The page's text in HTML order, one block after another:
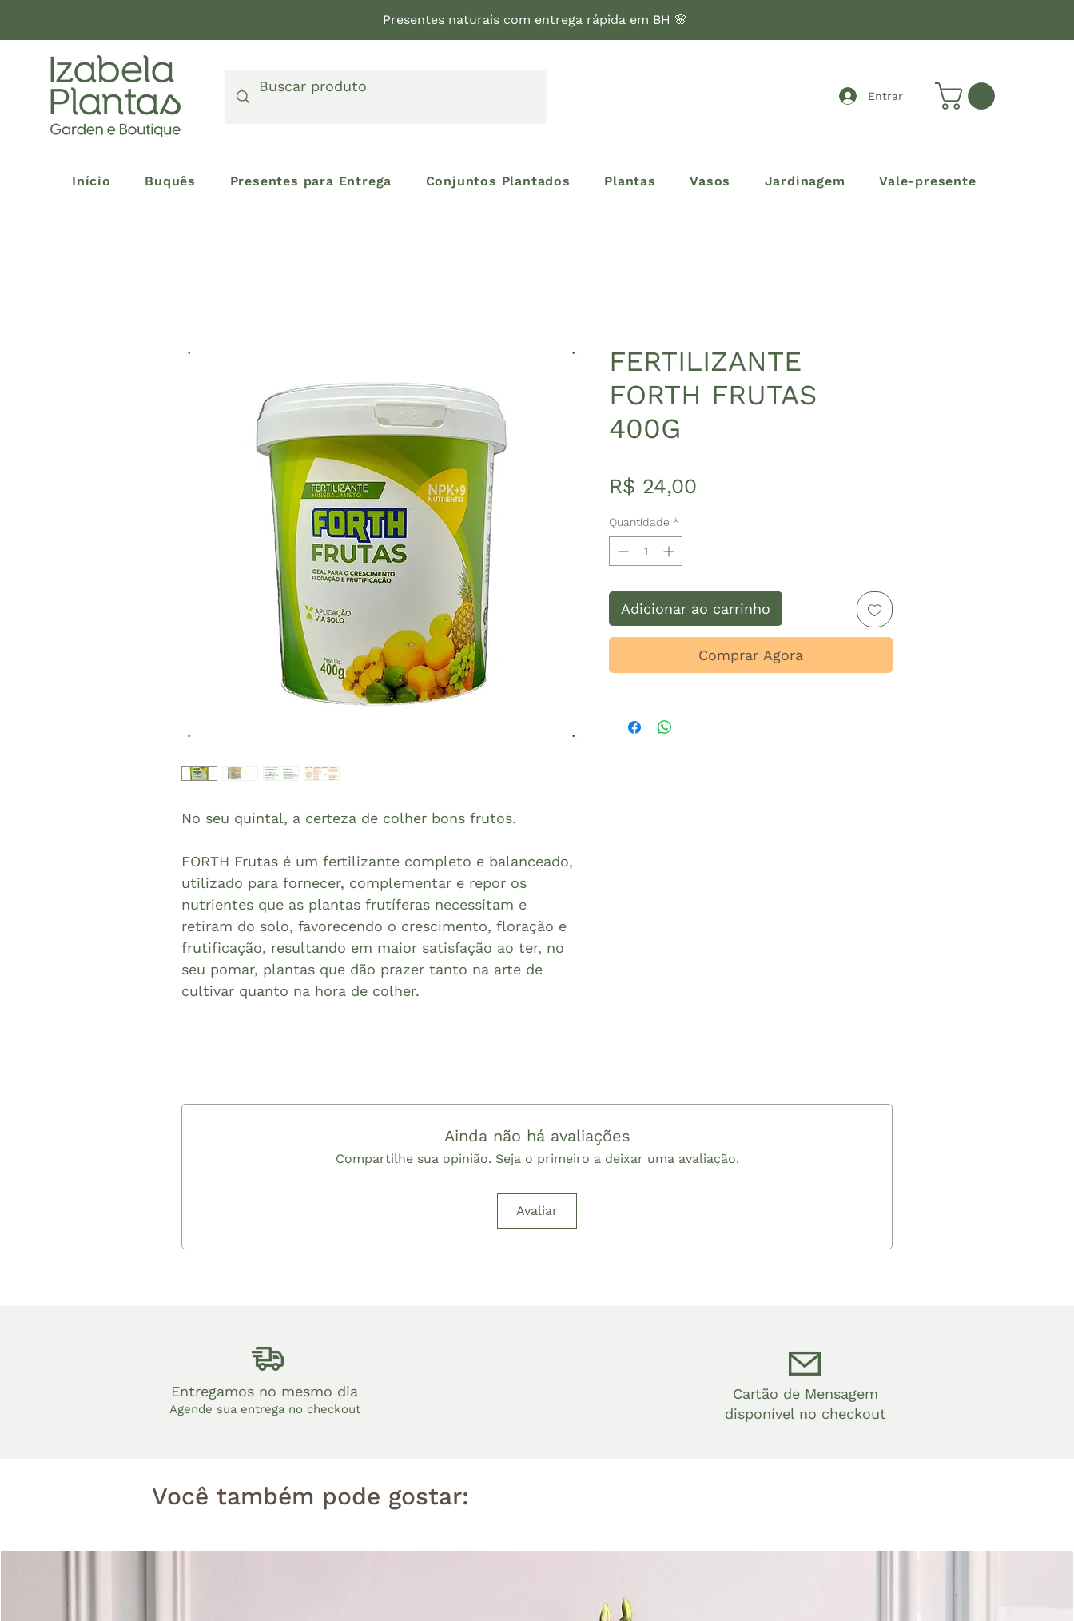
Presentes naturais com entrega rápida em BH 🌸
Entrar
Início Buquês Presentes para Entrega Conjuntos Plantados Plantas Vasos Jardinagem Vale-presente
No seu quintal, a certeza de colher bons frutos.
FORTH Frutas é um fertilizante completo e balanceado,
utilizado para fornecer, complementar e repor os
nutrientes que as plantas frutíferas necessitam e
retiram do solo, favorecendo o crescimento, floração e
frutificação, resultando em maior satisfação ao ter, no
seu pomar, plantas que dão prazer tanto na arte de
cultivar quanto na hora de colher.
FERTILIZANTE
FORTH FRUTAS
400G
R$ 24,00
Quantidade *
Adicionar ao carrinho
Comprar Agora
Ainda não há avaliações
Compartilhe sua opinião. Seja o primeiro a deixar uma avaliação.
Avaliar
Entregamos no mesmo dia
Agende sua entrega no checkout
Cartão de Mensagem
disponível no checkout
Você também pode gostar: